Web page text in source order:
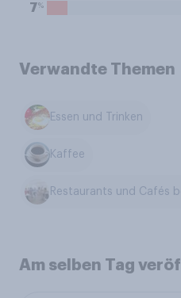
7%
Verwandte Themen
Essen und Trinken
Kaffee
Restaurants und Cafés
Am selben Tag